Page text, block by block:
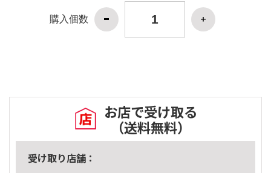
購入個数
お店で受け取る
（送料無料）
受け取り店舗：